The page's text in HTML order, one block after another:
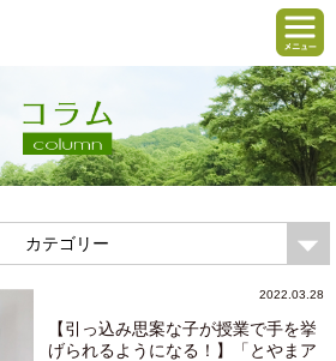
カテゴリー
2022.03.28
【引っ込み思案な子が授業で手を挙
げられるようになる！】「とやまア